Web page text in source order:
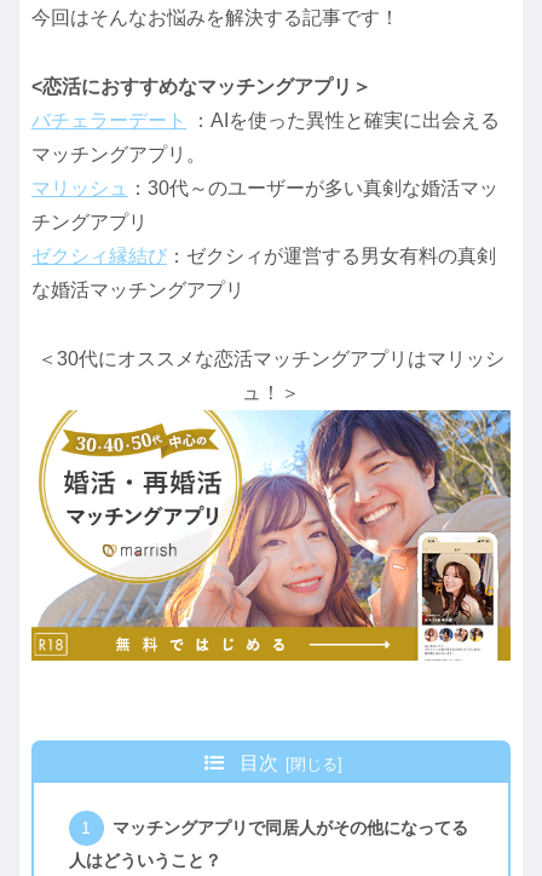
今回はそんなお悩みを解決する記事です！
<恋活におすすめなマッチングアプリ＞
バチェラーデート
：AIを使った異性と確実に出会える
マッチングアプリ。
マリッシュ
：30代～のユーザーが多い真剣な婚活マッ
チングアプリ
ゼクシィ縁結び ：ゼクシィが運営する男女有料の真剣
な婚活マッチングアプリ
＜30代にオススメな恋活マッチングアプリはマリッシ
ュ！＞
目次
マッチングアプリで同居人がその他になってる
人はどういうこと？